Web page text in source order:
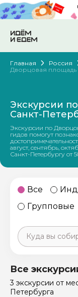
Главная Россия
Дворцовая площадь
Экскурсии
Санкт-
Экскурсии по
гидов помогут
август, сентябрь,
Санкт-Петербургу от
Все
Групповые
Санкт-
Россия
Все
3 экскурсии от
Петербурга